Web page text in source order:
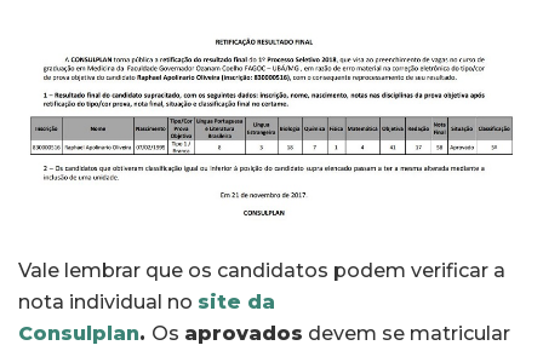
Vale lembrar que os candidatos podem verificar a
nota individual no site da
Consulplan. Os aprovados devem se matricular